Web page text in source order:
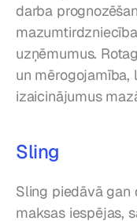
darba
uzņēmumus.
un
izaicinājumus
Sling
Sling piedāvā gan
maksas iespējas,